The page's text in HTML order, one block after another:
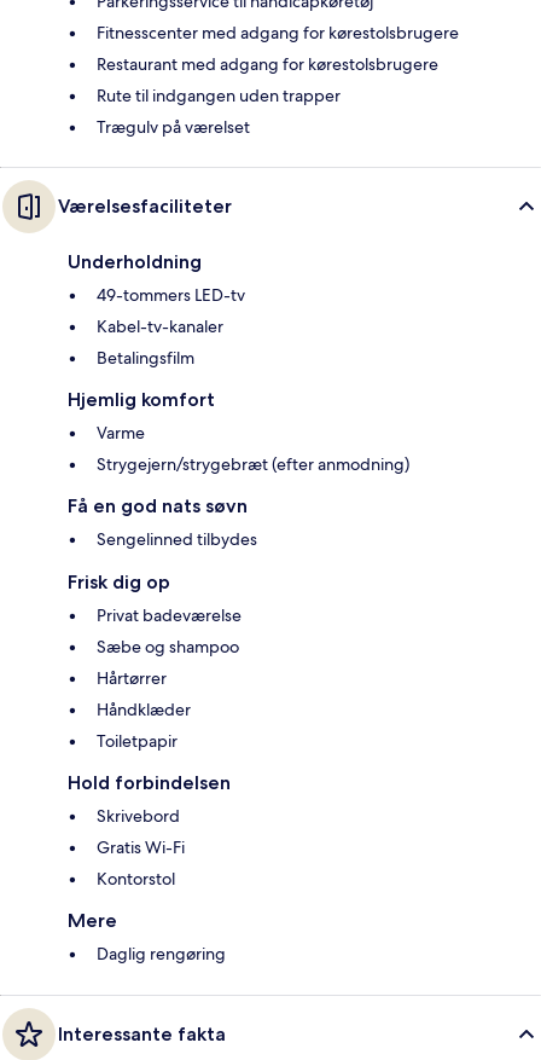
Fitnesscenter med adgang for kørestolsbrugere
Restaurant med adgang for kørestolsbrugere
Rute til indgangen uden trapper
Trægulv på værelset
Værelsesfaciliteter
Underholdning
49-tommers LED-tv
Kabel-tv-kanaler
Betalingsfilm
Hjemlig komfort
Varme
Strygejern/strygebræt (efter anmodning)
Få en god nats søvn
Sengelinned tilbydes
Frisk dig op
Privat badeværelse
Sæbe og shampoo
Hårtørrer
Håndklæder
Toiletpapir
Hold forbindelsen
Skrivebord
Gratis Wi-Fi
Kontorstol
Mere
Daglig rengøring
Interessante fakta